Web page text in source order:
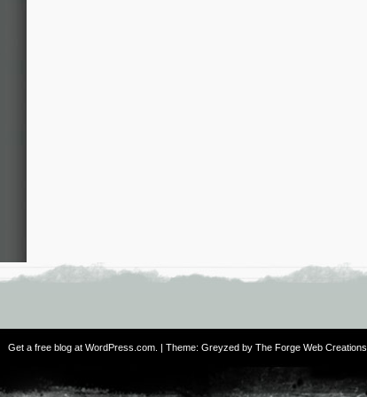
Get a free blog at WordPress.com . | Theme: Greyzed by The Forge Web Creations